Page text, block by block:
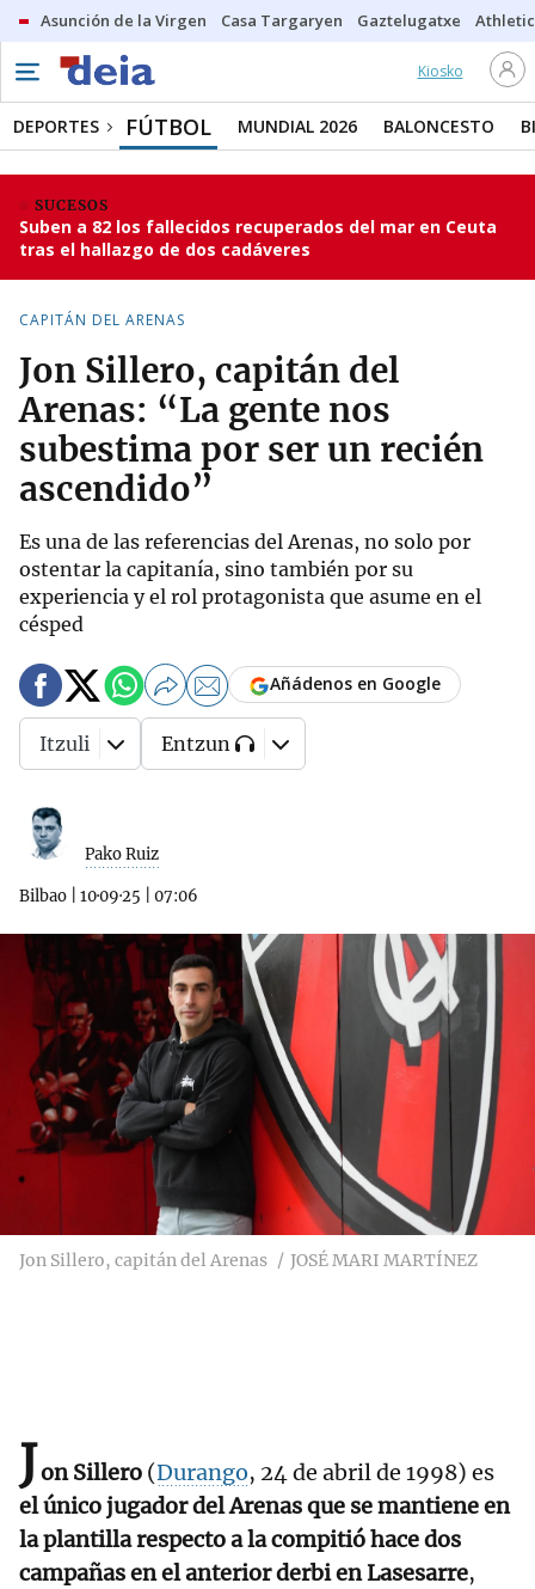
Asunción de la Virgen Casa Targaryen Gaztelugatxe Athletic
Kiosko
DEPORTES FÚTBOL MUNDIAL 2026 BALONCESTO
SUCESOS
Suben a 82 los fallecidos recuperados del mar en Ceuta
tras el hallazgo de dos cadáveres
CAPITÁN DEL ARENAS
Jon Sillero, capitán del
Arenas: “La gente nos
subestima por ser un recién
ascendido”
Es una de las referencias del Arenas, no solo por
ostentar la capitanía, sino también por su
experiencia y el rol protagonista que asume en el
césped
Pako Ruiz
Bilbao 10·09·25 07:06
Añádenos en Google
Itzuli Entzun
Jon Sillero, capitán del Arenas JOSÉ MARI MARTÍNEZ
Jon Sillero (Durango, 24 de abril de 1998) es
el único jugador del Arenas que se mantiene en
la plantilla respecto a la compitió hace dos
campañas en el anterior derbi en Lasesarre,